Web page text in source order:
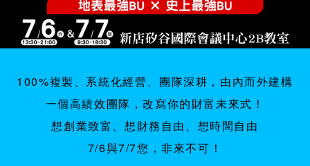
100%複製、系統化經營、團隊深耕，由內而外建構
一個高績效團隊，改寫你的財富未來式！
想創業致富、想財務自由、想時間自由
7/6與7/7您，非來不可！